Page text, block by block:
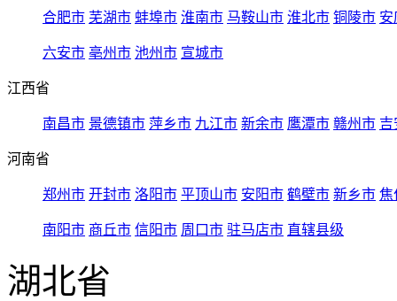
合肥市 芜湖市 蚌埠市 淮南市 马鞍山市 淮北市 铜陵市 安
六安市 亳州市 池州市 宣城市
江西省
南昌市 景德镇市 萍乡市 九江市 新余市 鹰潭市 赣州市 吉
河南省
郑州市 开封市 洛阳市 平顶山市 安阳市 鹤壁市 新乡市 焦
南阳市 商丘市 信阳市 周口市 驻马店市 直辖县级
湖北省